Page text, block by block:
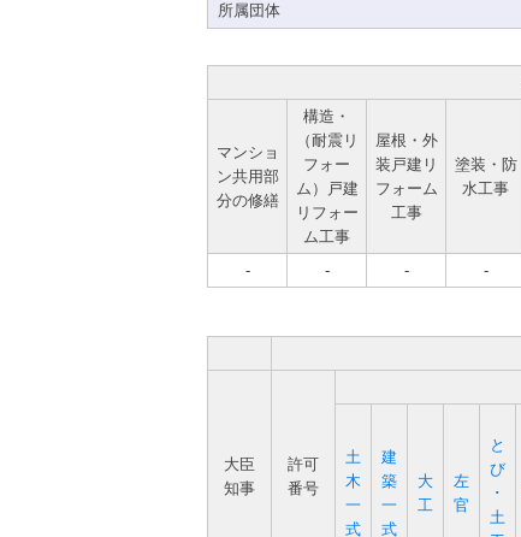
所属団体
マンショ
ン共用部
分の修繕
構造・
（耐震リ
フォー
ム）戸建
リフォー
ム工事
屋根・外
装戸建リ
フォーム
工事
塗装・防
水工事
- - - -
大臣
知事
許可
番号
土
木
一
式
建
築
一
式
大
工
左
官
と
び
･
土